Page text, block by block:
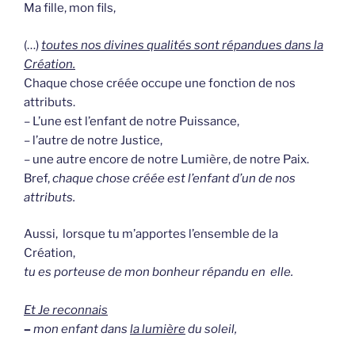
Ma fille, mon fils,
(…)toutes nos divines qualités sont répandues dans la
Création.
Chaque chose créée occupe une fonction de nos
attributs.
– L’une est l’enfant de notre Puissance,
– l’autre de notre Justice,
– une autre encore de notre Lumière, de notre Paix.
Bref,chaque chose créée est l’enfant d’un de nos
attributs.
Aussi, lorsque tu m’apportes l’ensemble de la
Création,
tu es porteuse de mon bonheur répandu en elle.
Et Je reconnais
–mon enfant dans la lumièredu soleil,